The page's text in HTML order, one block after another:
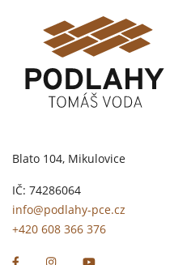
Blato 104, Mikulovice
IČ: 74286064
info@podlahy-pce.cz
+420 608 366 376